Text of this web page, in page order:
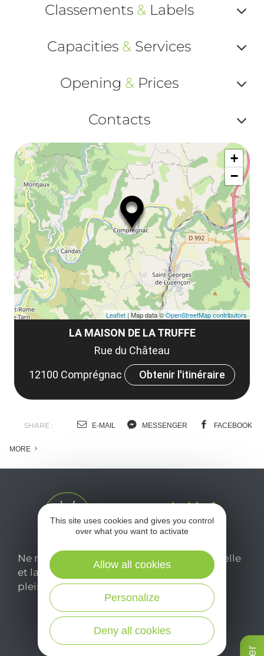
Classements &Labels
ou
Capacities & Services
ou
Opening &Prices
ou
et
Contacts
ou
LA MAISON DE LA TRUFFE
Rue du Château
12100 Comprégnac
Obtenir l'itinéraire
+
−
Leaflet | Map data ©OpenStreetMap contributors
SHARE : E-MAIL MESSENGER FACEBOOK
MORE
Ne manquez pas notre newsletter mensuelle
et laissez-vous inspirer pour profiter
pleinement de votre séjour en Aveyron.
Je m'abonne ici
This site uses cookies and gives you control
over what you want to activate
Deny all cookies
Personalize
Allow all cookies